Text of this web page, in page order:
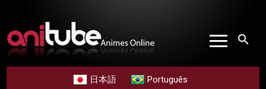
search
日本語 Português